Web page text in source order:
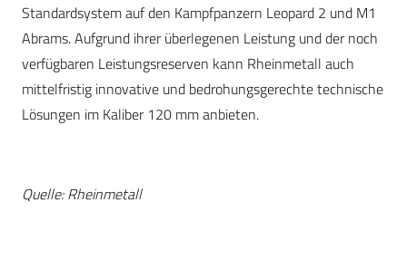
Standardsystem auf den Kampfpanzern Leopard 2 und M1
Abrams. Aufgrund ihrer überlegenen Leistung und der noch
verfügbaren Leistungsreserven kann Rheinmetall auch
mittelfristig innovative und bedrohungsgerechte technische
Lösungen im Kaliber 120 mm anbieten.
Quelle: Rheinmetall